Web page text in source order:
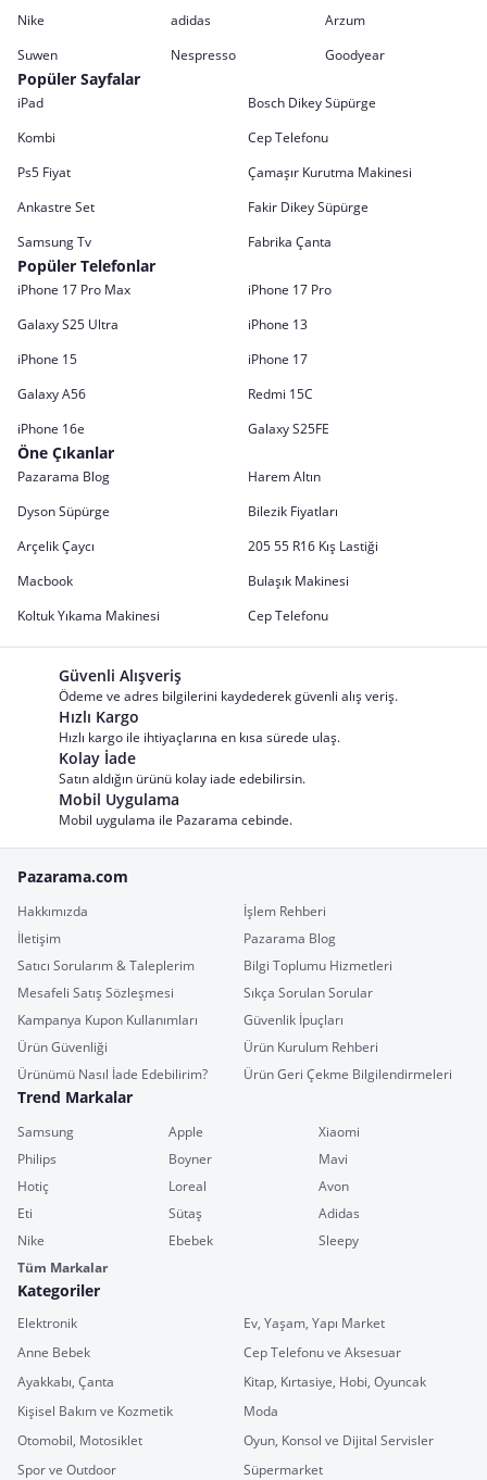
Nike adidas
Arzum
Suwen
Nespresso Goodyear
Popüler Sayfalar
iPad
Bosch Dikey Süpürge
Kombi
Cep Telefonu
Ps5 Fiyat
Çamaşır Kurutma Makinesi
Ankastre Set
Fakir Dikey Süpürge
Samsung Tv
Fabrika Çanta
Popüler Telefonlar
iPhone 17 Pro Max
iPhone 17 Pro
Galaxy S25 Ultra
iPhone 13
iPhone 15
iPhone 17
Galaxy A56
Redmi 15C
iPhone 16e
Galaxy S25FE
Öne Çıkanlar
Pazarama Blog
Harem Altın
Dyson Süpürge
Bilezik Fiyatları
Arçelik Çaycı
205 55 R16 Kış Lastiği
Macbook
Bulaşık Makinesi
Koltuk Yıkama Makinesi
Cep Telefonu
Güvenli Alışveriş
Ödeme ve adres bilgilerini kaydederek güvenli alış veriş.
Hızlı Kargo
Hızlı kargo ile ihtiyaçlarına en kısa sürede ulaş.
Kolay İade
Satın aldığın ürünü kolay iade edebilirsin.
Mobil Uygulama
Mobil uygulama ile Pazarama cebinde.
Pazarama.com
Hakkımızda
İşlem Rehberi
İletişim
Pazarama Blog
Satıcı Sorularım & Taleplerim
Bilgi Toplumu Hizmetleri
Mesafeli Satış Sözleşmesi
Sıkça Sorulan Sorular
Kampanya Kupon Kullanımları
Güvenlik İpuçları
Ürün Güvenliği
Ürün Kurulum Rehberi
Ürünümü Nasıl İade Edebilirim?
Ürün Geri Çekme Bilgilendirmeleri
Trend Markalar
Samsung Apple
Xiaomi
Philips
Boyner
Mavi
Hotiç
Loreal
Avon
Eti
Sütaş
Adidas
Nike
Ebebek
Sleepy
Tüm Markalar
Kategoriler
Elektronik
Ev, Yaşam, Yapı Market
Anne Bebek
Cep Telefonu ve Aksesuar
Ayakkabı, Çanta
Kitap, Kırtasiye, Hobi, Oyuncak
Kişisel Bakım ve Kozmetik
Moda
Otomobil, Motosiklet
Oyun, Konsol ve Dijital Servisler
Spor ve Outdoor
Süpermarket